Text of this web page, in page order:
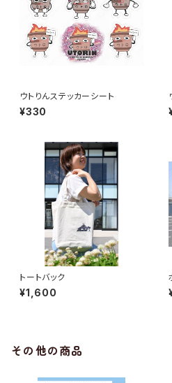
ウトりんステッカーシート
¥330
トートバック
¥1,600
その他の商品